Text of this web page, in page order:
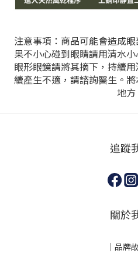
注意事項：商品可能會造成
果不小心碰到眼睛請用清水
眼形眼鏡請將其摘下，持續
續產生不適，請諮詢醫生。
地方
追蹤
關於
｜ 品牌